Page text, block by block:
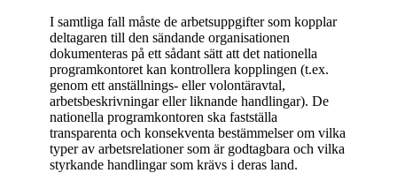
I samtliga fall måste de arbetsuppgifter som kopplar
deltagaren till den sändande organisationen
dokumenteras på ett sådant sätt att det nationella
programkontoret kan kontrollera kopplingen (t.ex.
genom ett anställnings- eller volontäravtal,
arbetsbeskrivningar eller liknande handlingar). De
nationella programkontoren ska fastställa
transparenta och konsekventa bestämmelser om vilka
typer av arbetsrelationer som är godtagbara och vilka
styrkande handlingar som krävs i deras land.